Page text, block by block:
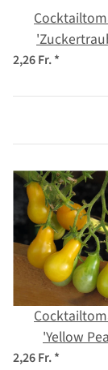
(Solanum
Saatgut
2,26 Fr.*
'Yellow
(Solanum
2,26 Fr.*